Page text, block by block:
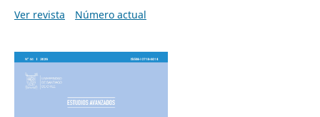
Ver revista
Número actual